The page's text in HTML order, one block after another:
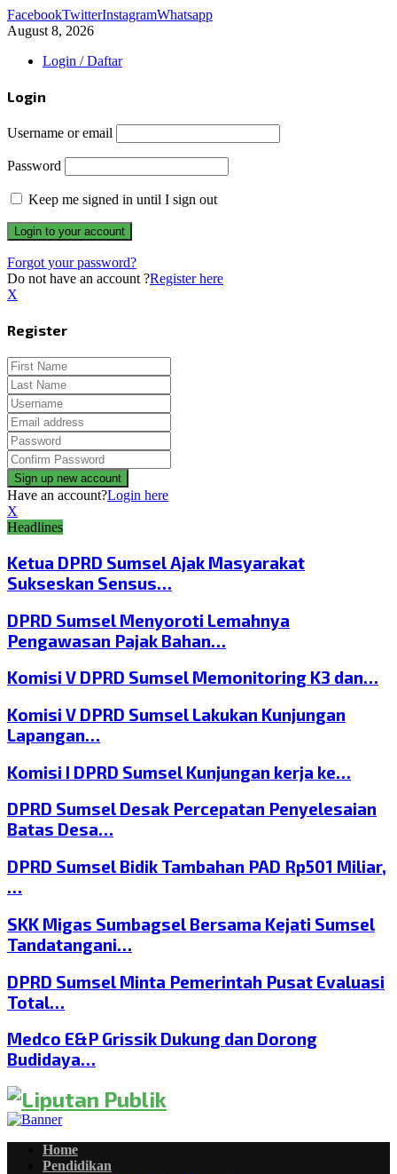
FacebookTwitterInstagramWhatsapp
August 8, 2026
Login / Daftar
Login
Username or email
Password
Keep me signed in until I sign out
Forgot your password?
Do not have an account ?Register here
X
Register
Have an account?Login here
X
Headlines
Ketua DPRD Sumsel Ajak Masyarakat
Sukseskan Sensus…
DPRD Sumsel Menyoroti Lemahnya
Pengawasan Pajak Bahan…
Komisi V DPRD Sumsel Memonitoring K3 dan…
Komisi V DPRD Sumsel Lakukan Kunjungan
Lapangan…
Komisi I DPRD Sumsel Kunjungan kerja ke…
DPRD Sumsel Desak Percepatan Penyelesaian
Batas Desa…
DPRD Sumsel Bidik Tambahan PAD Rp501 Miliar,
…
SKK Migas Sumbagsel Bersama Kejati Sumsel
Tandatangani…
DPRD Sumsel Minta Pemerintah Pusat Evaluasi
Total…
Medco E&P Grissik Dukung dan Dorong
Budidaya…
Home
Pendidikan